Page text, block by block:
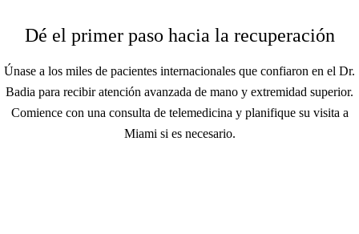
Dé el primer paso hacia la recuperación
Únase a los miles de pacientes internacionales que confiaron en el Dr.
Badia para recibir atención avanzada de mano y extremidad superior.
Comience con una consulta de telemedicina y planifique su visita a
Miami si es necesario.